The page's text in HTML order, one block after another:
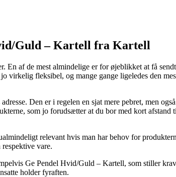
Guld – Kartell fra Kartell
En af de mest almindelige er for øjeblikket at få
virkelig fleksibel, og mange gange ligeledes den
Den er i regelen en sjat mere pebret, men
som jo forudsætter at du bor med kort afstand
relevant hvis man har behov for
vare.
Ge Pendel Hvid/Guld – Kartell, som stiller
holder fyraften.